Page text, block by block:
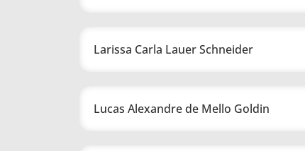
Larissa Carla Lauer Schneider
Lucas Alexandre de Mello Goldin